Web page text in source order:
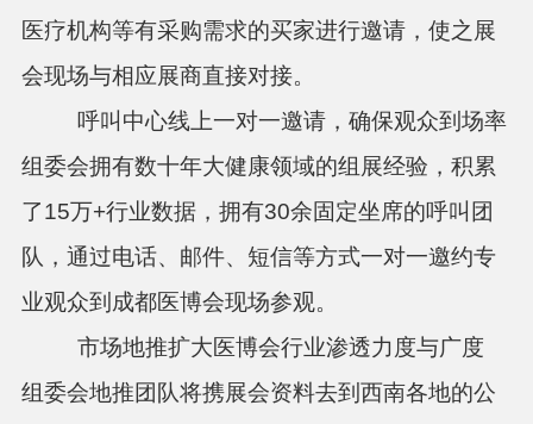
医疗机构等有采购需求的买家进行邀请，使之展
会现场与相应展商直接对接。
呼叫中心线上一对一邀请，确保观众到场率
组委会拥有数十年大健康领域的组展经验，积累
了15万+行业数据， 拥有30余固定坐席的呼叫团
队， 通过电话、邮件、短信等方式一对一邀约专
业观众到成都医博会现场参观。
市场地推扩大医博会行业渗透力度与广度
组委会地推团队将携展会资料去到西南各地的公